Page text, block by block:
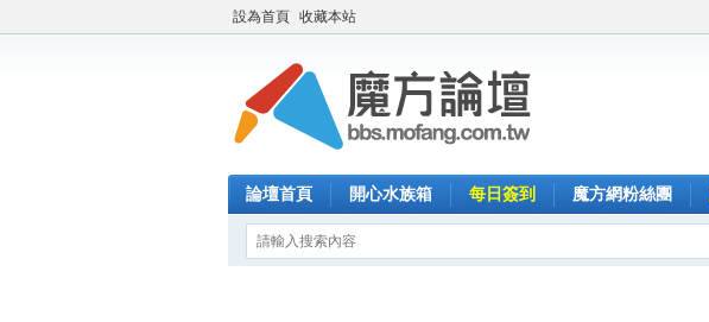
設為首頁 收藏本站
論壇首頁 開心水族箱 每日簽到 魔方網粉絲團